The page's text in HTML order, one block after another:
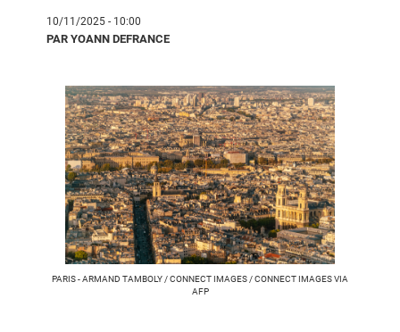
10/11/2025 - 10:00
PAR YOANN DEFRANCE
PARIS - ARMAND TAMBOLY / CONNECT IMAGES / CONNECT IMAGES VIA
AFP